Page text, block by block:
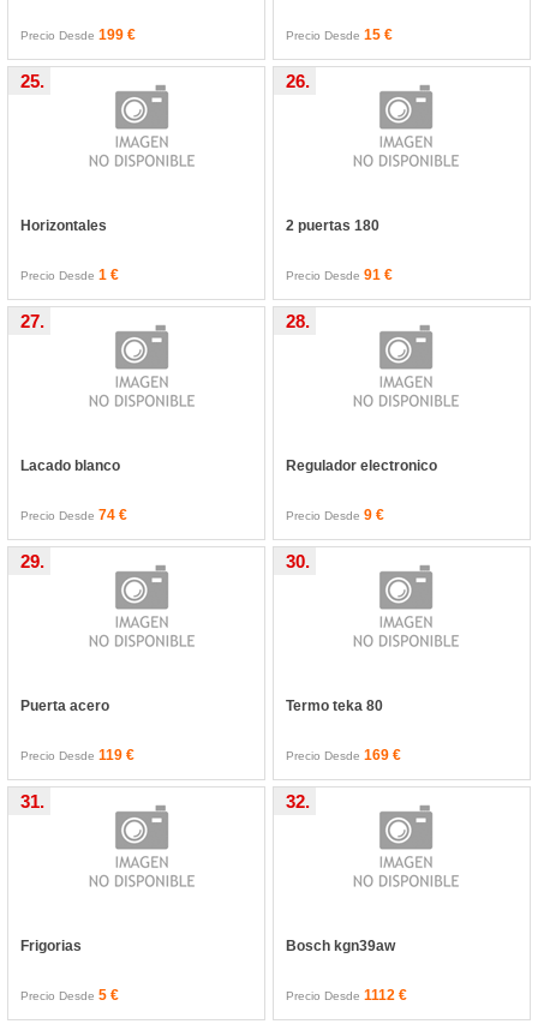
Precio Desde199 € Precio Desde 15 €
Horizontales
25.
Precio Desde1 €
2 puertas 180
26.
Precio Desde 91 €
Lacado blanco
27.
Precio Desde74 €
Regulador electronico
28.
Precio Desde 9 €
Puerta acero
29.
Precio Desde119 €
Termo teka 80
30.
Precio Desde 169 €
Frigorias
31.
Precio Desde5 €
Bosch kgn39aw
32.
Precio Desde 1112 €